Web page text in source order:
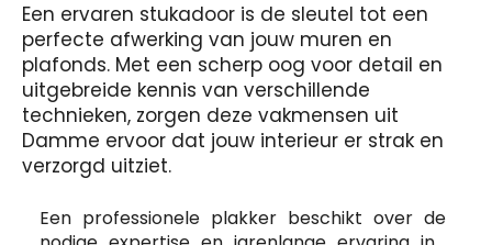
Een ervaren stukadoor is de sleutel tot een
perfecte afwerking van jouw muren en
plafonds. Met een scherp oog voor detail en
uitgebreide kennis van verschillende
technieken, zorgen deze vakmensen uit
Damme ervoor dat jouw interieur er strak en
verzorgd uitziet.
Een professionele plakker beschikt over de